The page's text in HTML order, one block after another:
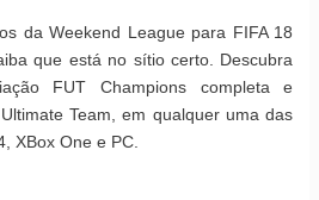
da Weekend League para FIFA 18
que está no sítio certo. Descubra
FUT Champions completa e
Team, em qualquer uma das
XBox One e PC.